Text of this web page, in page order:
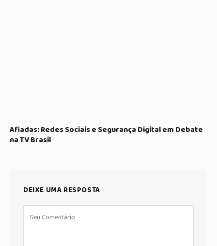
Afiadas: Redes Sociais e Segurança Digital em Debate
na TV Brasil
DEIXE UMA RESPOSTA